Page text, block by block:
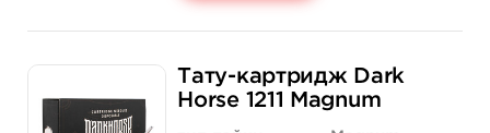
1 700 руб.
Тату-картридж Dark
Horse 1211 Magnum